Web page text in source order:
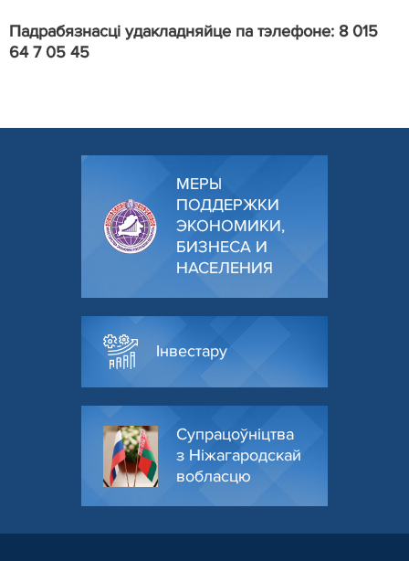
Падрабязнасці удакладняйце па тэлефоне: 8 015
64 7 05 45
МЕРЫ
ПОДДЕРЖКИ
ЭКОНОМИКИ,
БИЗНЕСА И
НАСЕЛЕНИЯ
Інвестару
Супрацоўніцтва
з Ніжагародскай
вобласцю